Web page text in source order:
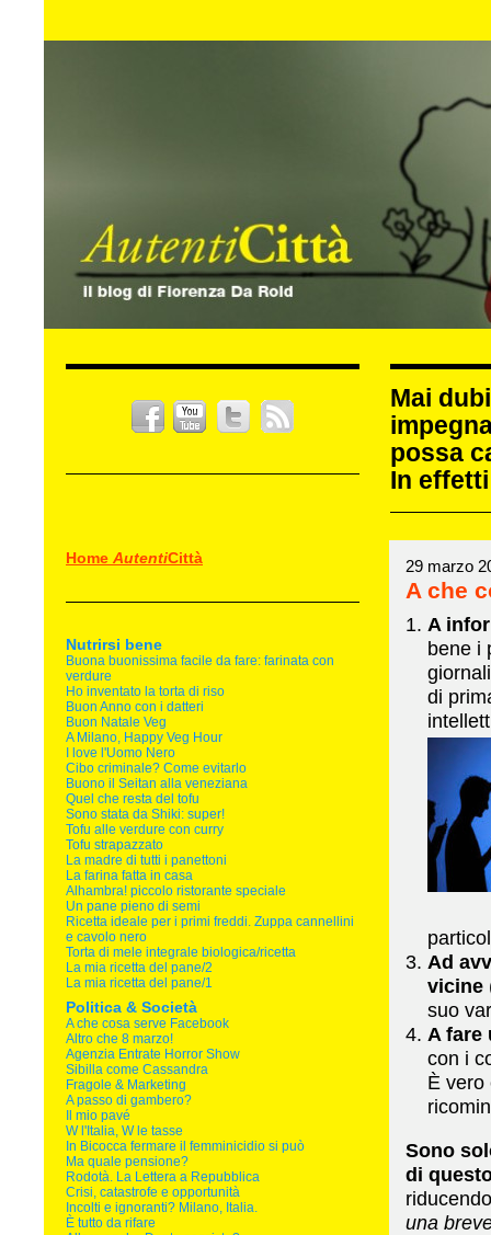
Mai
possa
In
Home AutentiCittà
Nutrirsi bene
Buona buonissima facile da fare: farinata con
verdure
Ho inventato la torta di riso
Buon Anno con i datteri
Buon Natale Veg
A Milano, Happy Veg Hour
I love l'Uomo Nero
Cibo criminale? Come evitarlo
Buono il Seitan alla veneziana
Quel che resta del tofu
Sono stata da Shiki: super!
Tofu alle verdure con curry
Tofu strapazzato
La madre di tutti i panettoni
La farina fatta in casa
Alhambra! piccolo ristorante speciale
Un pane pieno di semi
Ricetta ideale per i primi freddi. Zuppa cannellini
e cavolo nero
Torta di mele integrale biologica/ricetta
La mia ricetta del pane/2
La mia ricetta del pane/1
Politica & Società
A che cosa serve Facebook
Altro che 8 marzo!
Agenzia Entrate Horror Show
Sibilla come Cassandra
Fragole & Marketing
A passo di gambero?
Il mio pavé
W l'Italia, W le tasse
In Bicocca fermare il femminicidio si può
Ma quale pensione?
Rodotà. La Lettera a Repubblica
Crisi, catastrofe e opportunità
Incolti e ignoranti? Milano, Italia.
È tutto da rifare
29 marzo
A che
A
bene i
di
Ad
vicine
suo
A fare
con i
È vero
Sono
di
una